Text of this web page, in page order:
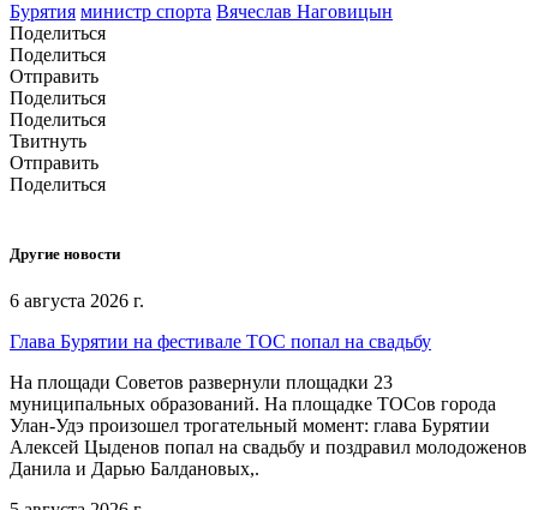
Бурятия министр спорта Вячеслав Наговицын
Поделиться
Поделиться
Отправить
Поделиться
Поделиться
Твитнуть
Отправить
Поделиться
Другие новости
6 августа 2026 г.
Глава Бурятии на фестивале ТОС попал на свадьбу
На площади Советов развернули площадки 23
муниципальных образований. На площадке ТОСов города
Улан-Удэ произошел трогательный момент: глава Бурятии
Алексей Цыденов попал на свадьбу и поздравил молодоженов
Данила и Дарью Балдановых,.